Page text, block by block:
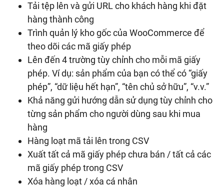
Tải tệp lên và gửi URL cho khách hàng khi đặt
hàng thành công
Trình quản lý kho gốc của WooCommerce để
theo dõi các mã giấy phép
Lên đến 4 trường tùy chỉnh cho mỗi mã giấy
phép. Ví dụ: sản phẩm của bạn có thể có “giấy
phép”, “dữ liệu hết hạn”, “tên chủ sở hữu”, “v.v.”
Khả năng gửi hướng dẫn sử dụng tùy chỉnh cho
từng sản phẩm cho người dùng sau khi mua
hàng
Hàng loạt mã tải lên trong CSV
Xuất tất cả mã giấy phép chưa bán / tất cả các
mã giấy phép trong CSV
Xóa hàng loạt / xóa cá nhân